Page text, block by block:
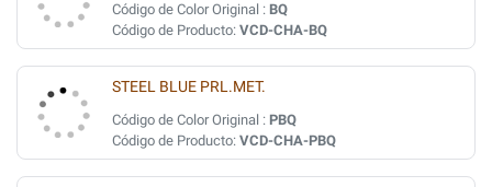
Código de Color Original : BQ
Código de Producto: VCD-CHA-BQ
STEEL BLUE PRL.MET.
Código de Color Original : PBQ
Código de Producto: VCD-CHA-PBQ